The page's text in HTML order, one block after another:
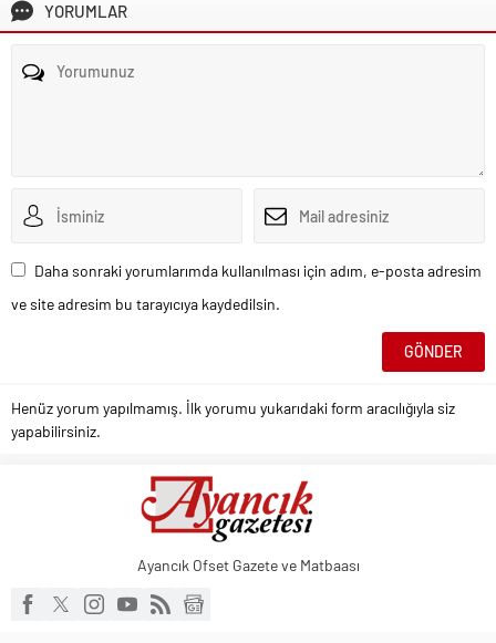
YORUMLAR
Daha sonraki yorumlarımda kullanılması için adım, e-posta adresim
ve site adresim bu tarayıcıya kaydedilsin.
Henüz yorum yapılmamış. İlk yorumu yukarıdaki form aracılığıyla siz
yapabilirsiniz.
Ayancık Ofset Gazete ve Matbaası